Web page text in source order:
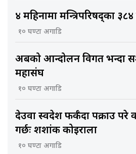
४ महिनामा मन्त्रिपरिषद्का
१० घण्टा अगाडि
अबको आन्दोलन विगत भन्दा
महासंघ
१० घण्टा अगाडि
देउवा स्वदेश फर्कँदा पक्राउ परे
गर्छः शशांक कोइराला
१० घण्टा अगाडि